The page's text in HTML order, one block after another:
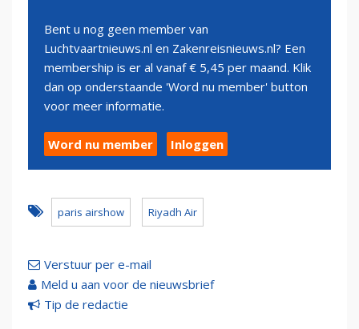
Bent u nog geen member van
Luchtvaartnieuws.nl en Zakenreisnieuws.nl? Een
membership is er al vanaf € 5,45 per maand. Klik
dan op onderstaande 'Word nu member' button
voor meer informatie.
Word nu member Inloggen
paris airshow Riyadh Air
Verstuur per e-mail
Meld u aan voor de nieuwsbrief
Tip de redactie